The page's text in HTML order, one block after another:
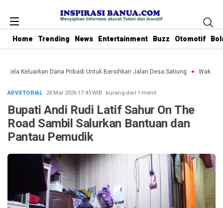
Home Trending News Entertainment Buzz Otomotif
Keluarkan Dana Pribadi Untuk Bersihkan Jalan Desa Satiung Waket
ADVETORIAL· 20 Mar 202617:43WIB · kurang dari 1 menit
Bupati Andi Rudi Latif Sahur On The
Road Sambil Salurkan Bantuan dan
Pantau Pemudik